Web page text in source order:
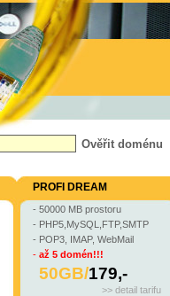
PROFI DREAM
- 50000 MB prostoru
- PHP5,MySQL,FTP,SMTP
- POP3, IMAP, WebMail
- až 5 domén!!!
50GB/179,-
>> detail tarifu